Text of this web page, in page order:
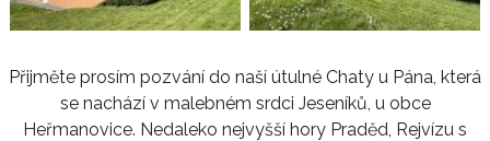
Přijměte prosím pozvání do naší útulné Chaty u Pána, která
se nachází v malebném srdci Jeseníků, u obce
Heřmanovice. Nedaleko nejvyšší hory Praděd, Rejvízu s